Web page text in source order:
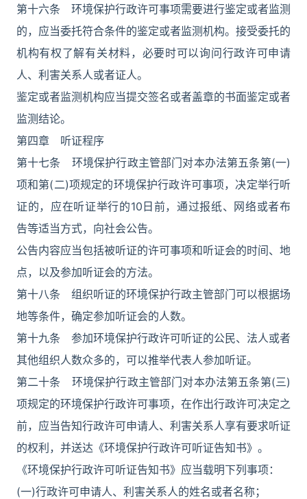
第十六条 环境保护行政许可事项需要进行鉴定或者监测
的，应当委托符合条件的鉴定或者监测机构。接受委托的
机构有权了解有关材料，必要时可以询问行政许可申请
人、利害关系人或者证人。
鉴定或者监测机构应当提交签名或者盖章的书面鉴定或者
监测结论。
第四章 听证程序
第十七条 环境保护行政主管部门对本办法第五条第(一)
项和第(二)项规定的环境保护行政许可事项，决定举行听
证的，应在听证举行的10日前，通过报纸、网络或者布
告等适当方式，向社会公告。
公告内容应当包括被听证的许可事项和听证会的时间、地
点，以及参加听证会的方法。
第十八条 组织听证的环境保护行政主管部门可以根据场
地等条件，确定参加听证会的人数。
第十九条 参加环境保护行政许可听证的公民、法人或者
其他组织人数众多的，可以推举代表人参加听证。
第二十条 环境保护行政主管部门对本办法第五条第(三)
项规定的环境保护行政许可事项，在作出行政许可决定之
前，应当告知行政许可申请人、利害关系人享有要求听证
的权利，并送达《环境保护行政许可听证告知书》。
《环境保护行政许可听证告知书》应当载明下列事项：
(一)行政许可申请人、利害关系人的姓名或者名称；